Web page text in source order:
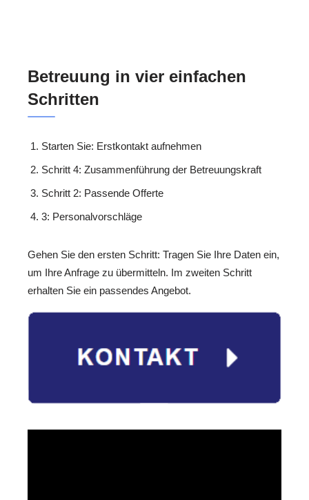
Betreuung in vier einfachen
Schritten
Starten Sie: Erstkontakt aufnehmen
Schritt 4: Zusammenführung der Betreuungskraft
Schritt 2: Passende Offerte
3: Personalvorschläge
Gehen Sie den ersten Schritt: Tragen Sie Ihre Daten ein,
um Ihre Anfrage zu übermitteln. Im zweiten Schritt
erhalten Sie ein passendes Angebot.